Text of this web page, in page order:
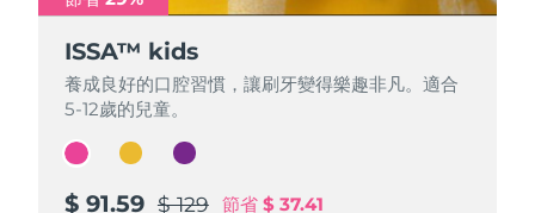
ISSA™ kids
養成良好的口腔習慣，讓刷牙變得樂趣非凡。適合
5-12歲的兒童。
$ 91.59 $ 129 節省 $ 37.41
ISSA™ kids
養成良好的口腔習慣，讓刷牙變得樂趣非凡。適合
5-12歲的兒童。
$ 91.59 $ 129 節省 $ 37.41
ISSA™ kids
養成良好的口腔習慣，讓刷牙變得樂趣非凡。適合
5-12歲的兒童。
$ 91.59 $ 129 節省 $ 37.41